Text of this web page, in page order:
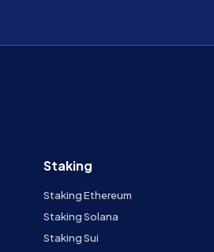
Staking
Staking Ethereum
Staking Solana
Staking Sui